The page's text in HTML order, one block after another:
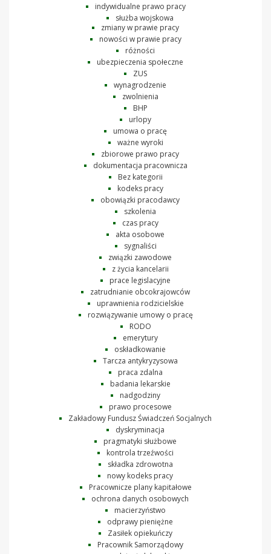
indywidualne prawo pracy
służba wojskowa
zmiany w prawie pracy
nowości w prawie pracy
różności
ubezpieczenia społeczne
ZUS
wynagrodzenie
zwolnienia
BHP
urlopy
umowa o pracę
ważne wyroki
zbiorowe prawo pracy
dokumentacja pracownicza
Bez kategorii
kodeks pracy
obowiązki pracodawcy
szkolenia
czas pracy
akta osobowe
sygnaliści
związki zawodowe
z życia kancelarii
prace legislacyjne
zatrudnianie obcokrajowców
uprawnienia rodzicielskie
rozwiązywanie umowy o pracę
RODO
emerytury
oskładkowanie
Tarcza antykryzysowa
praca zdalna
badania lekarskie
nadgodziny
prawo procesowe
Zakładowy Fundusz Świadczeń Socjalnych
dyskryminacja
pragmatyki służbowe
kontrola trzeźwości
składka zdrowotna
nowy kodeks pracy
Pracownicze plany kapitałowe
ochrona danych osobowych
macierzyństwo
odprawy pieniężne
Zasiłek opiekuńczy
Pracownik Samorządowy